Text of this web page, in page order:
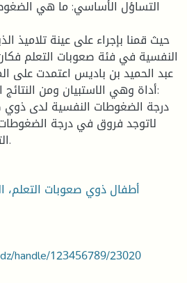
التساؤل الأساسي: ما هي
حيث قمنا بإجراء على عينة تلاميذ
عبد الحميد بن باديس اعتمدت على
أداة وهي الاستبيان ومن
التعلم تعزي لمتغير الجنس.
أطفال ذوي صعوبات
handle/123456789/23020